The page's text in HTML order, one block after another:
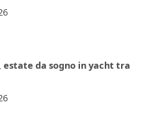
da sogno in yacht tra